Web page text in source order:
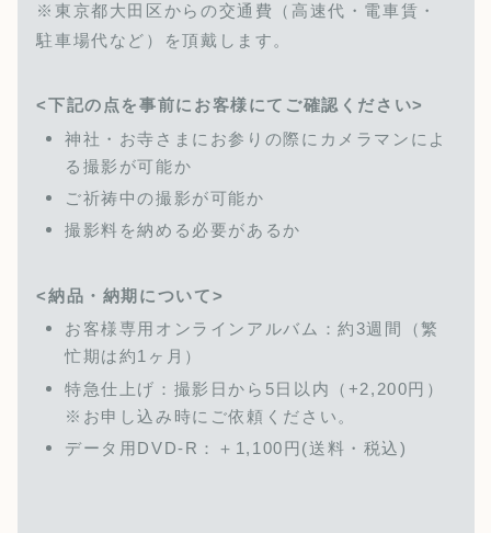
※東京都大田区からの交通費（高速代・電車賃・
駐車場代など）を頂戴します。
<下記の点を事前にお客様にてご確認ください>
神社・お寺さまにお参りの際にカメラマンによ
る撮影が可能か
ご祈祷中の撮影が可能か
撮影料を納める必要があるか
<納品・納期について>
お客様専用オンラインアルバム：約3週間（繁
忙期は約1ヶ月）
特急仕上げ：撮影日から5日以内（+2,200円）
※お申し込み時にご依頼ください。
データ用DVD-R：＋1,100円(送料・税込)